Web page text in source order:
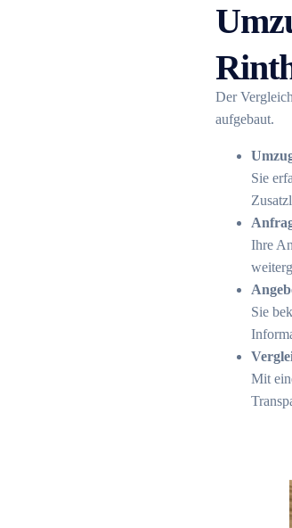
Der
aufgebaut.
Sie
Ihre
Sie
Mit